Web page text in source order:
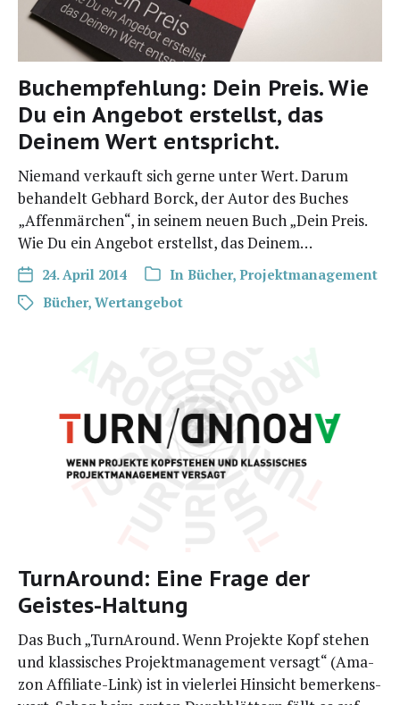
Buchempfehlung: Dein Preis. Wie
Du ein Angebot erstellst, das
Deinem Wert entspricht.
Nie­mand ver­kauft sich ger­ne unter Wert. Dar­um
behan­delt Geb­hard Borck, der Autor des Buches
„Affen­mär­chen“, in sei­nem neu­en Buch „Dein Preis.
Wie Du ein Ange­bot erstellst, das Deinem…
24. April 2014 In Bücher, Projektmanagement
Bücher, Wertangebot
TurnAround: Eine Frage der
Geistes-Haltung
Das Buch „Tur­n­Around. Wenn Pro­jek­te Kopf ste­hen
und klas­si­sches Pro­jekt­ma­nage­ment ver­sagt“ (Ama­
zon Affi­­lia­­te-Link) ist in vie­ler­lei Hin­sicht bemer­kens­